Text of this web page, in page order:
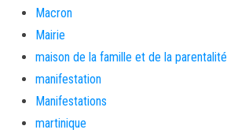
Macron
Mairie
maison de la famille et de la parentalité
manifestation
Manifestations
martinique